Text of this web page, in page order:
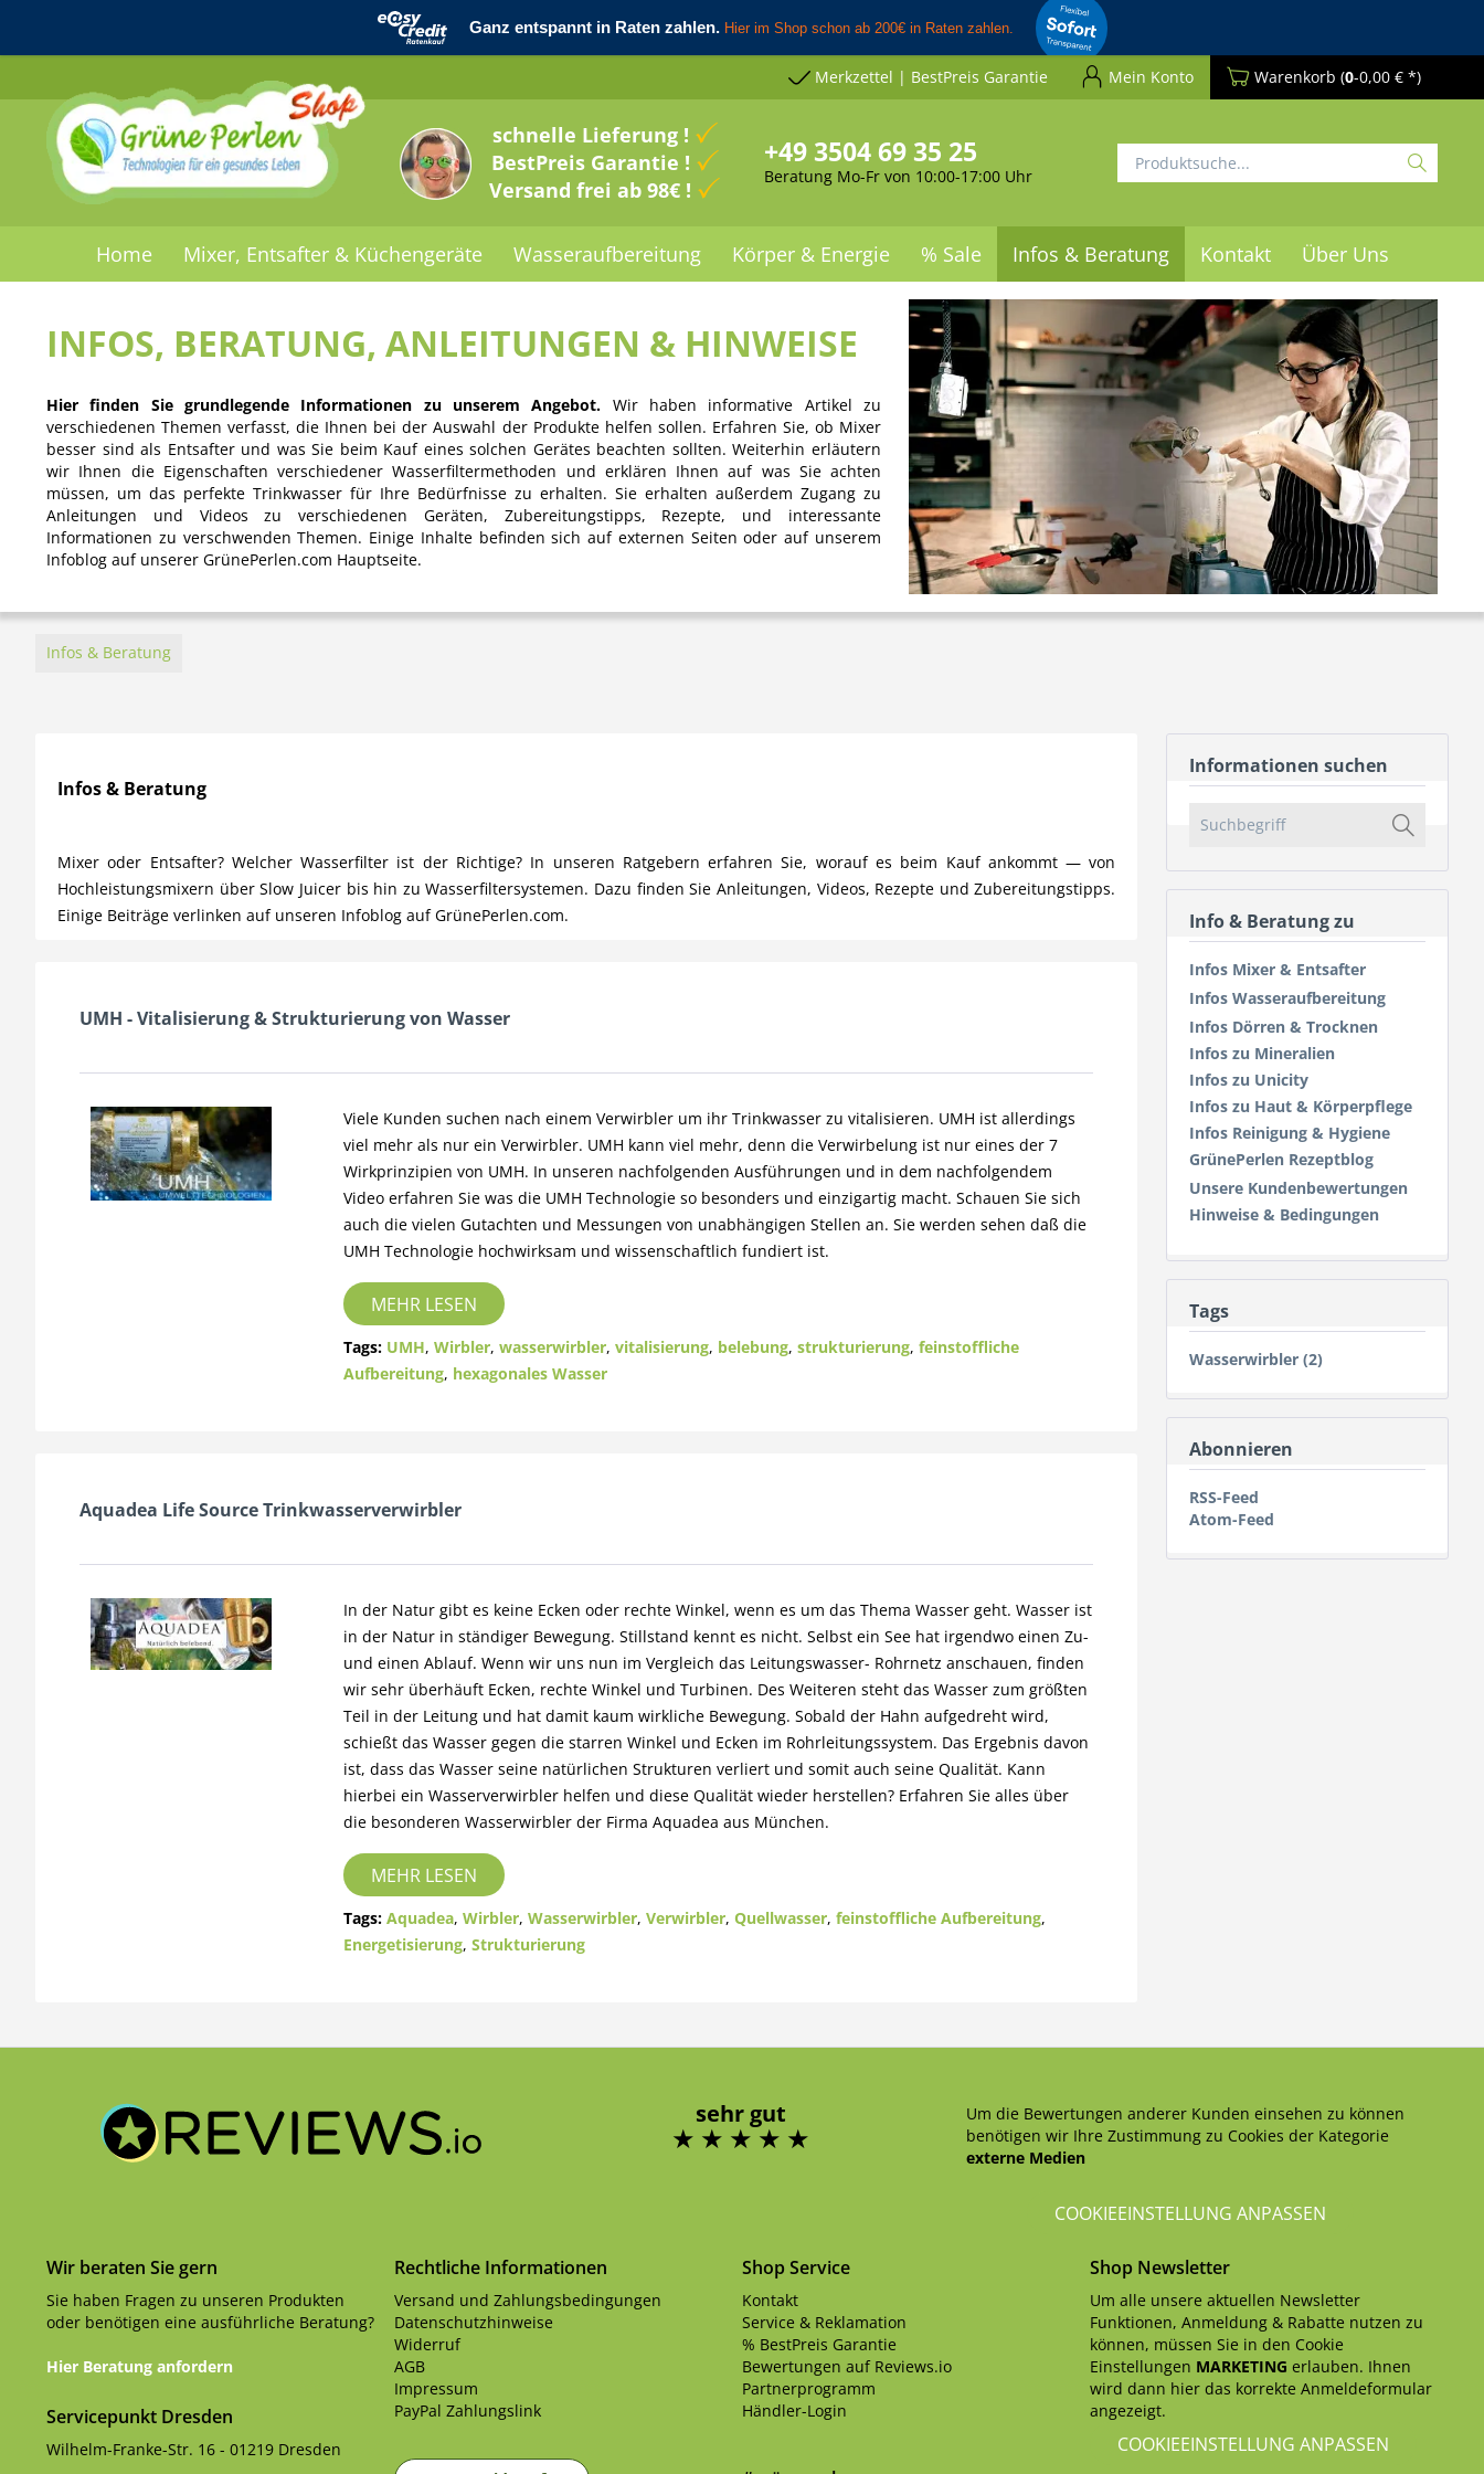
Merkzettel | BestPreis Garantie Mein Konto Warenkorb (0-0,00 € *)
schnelle Lieferung !
BestPreis Garantie !
Versand frei ab 98€ !
+49 3504 69 35 25
Beratung Mo-Fr von 10:00-17:00 Uhr
Home Mixer, Entsafter & Küchengeräte Wasseraufbereitung Körper & Energie % Sale Infos & Beratung Kontakt Über Uns
INFOS, BERATUNG, ANLEITUNGEN & HINWEISE
Hier finden Sie grundlegende Informationen zu unserem Angebot. Wir haben informative Artikel zu
verschiedenen Themen verfasst, die Ihnen bei der Auswahl der Produkte helfen sollen. Erfahren Sie, ob Mixer
besser sind als Entsafter und was Sie beim Kauf eines solchen Gerätes beachten sollten. Weiterhin erläutern
wir Ihnen die Eigenschaften verschiedener Wasserfiltermethoden und erklären Ihnen auf was Sie achten
müssen, um das perfekte Trinkwasser für Ihre Bedürfnisse zu erhalten. Sie erhalten außerdem Zugang zu
Anleitungen und Videos zu verschiedenen Geräten, Zubereitungstipps, Rezepte, und interessante
Informationen zu verschwenden Themen. Einige Inhalte befinden sich auf externen Seiten oder auf unserem
Infoblog auf unserer GrünePerlen.com Hauptseite.
Infos & Beratung
Informationen suchen
Info & Beratung zu
Infos Mixer & Entsafter
Infos Wasseraufbereitung
Infos Dörren & Trocknen
Infos zu Mineralien
Infos zu Unicity
Infos zu Haut & Körperpflege
Infos Reinigung & Hygiene
GrünePerlen Rezeptblog
Unsere Kundenbewertungen
Hinweise & Bedingungen
Tags
Wasserwirbler (2)
Abonnieren
RSS-Feed
Atom-Feed
Infos & Beratung
Mixer oder Entsafter? Welcher Wasserfilter ist der Richtige? In unseren Ratgebern erfahren Sie, worauf es beim Kauf ankommt — von
Hochleistungsmixern über Slow Juicer bis hin zu Wasserfiltersystemen. Dazu finden Sie Anleitungen, Videos, Rezepte und Zubereitungstipps.
Einige Beiträge verlinken auf unseren Infoblog auf GrünePerlen.com.
UMH - Vitalisierung & Strukturierung von Wasser
Viele Kunden suchen nach einem Verwirbler um ihr Trinkwasser zu vitalisieren. UMH ist allerdings
viel mehr als nur ein Verwirbler. UMH kann viel mehr, denn die Verwirbelung ist nur eines der 7
Wirkprinzipien von UMH. In unseren nachfolgenden Ausführungen und in dem nachfolgendem
Video erfahren Sie was die UMH Technologie so besonders und einzigartig macht. Schauen Sie sich
auch die vielen Gutachten und Messungen von unabhängigen Stellen an. Sie werden sehen daß die
UMH Technologie hochwirksam und wissenschaftlich fundiert ist.
MEHR LESEN
Tags: UMH, Wirbler, wasserwirbler, vitalisierung, belebung, strukturierung, feinstoffliche
Aufbereitung, hexagonales Wasser
Aquadea Life Source Trinkwasserverwirbler
In der Natur gibt es keine Ecken oder rechte Winkel, wenn es um das Thema Wasser geht. Wasser ist
in der Natur in ständiger Bewegung. Stillstand kennt es nicht. Selbst ein See hat irgendwo einen Zu-
und einen Ablauf. Wenn wir uns nun im Vergleich das Leitungswasser- Rohrnetz anschauen, finden
wir sehr überhäuft Ecken, rechte Winkel und Turbinen. Des Weiteren steht das Wasser zum größten
Teil in der Leitung und hat damit kaum wirkliche Bewegung. Sobald der Hahn aufgedreht wird,
schießt das Wasser gegen die starren Winkel und Ecken im Rohrleitungssystem. Das Ergebnis davon
ist, dass das Wasser seine natürlichen Strukturen verliert und somit auch seine Qualität. Kann
hierbei ein Wasserverwirbler helfen und diese Qualität wieder herstellen? Erfahren Sie alles über
die besonderen Wasserwirbler der Firma Aquadea aus München.
MEHR LESEN
Tags: Aquadea, Wirbler, Wasserwirbler, Verwirbler, Quellwasser, feinstoffliche Aufbereitung,
Energetisierung, Strukturierung
sehr gut
Um die Bewertungen anderer Kunden einsehen zu können
benötigen wir Ihre Zustimmung zu Cookies der Kategorie
externe Medien
COOKIEEINSTELLUNG ANPASSEN
Wir beraten Sie gern
Sie haben Fragen zu unseren Produkten
oder benötigen eine ausführliche Beratung?
Hier Beratung anfordern
Servicepunkt Dresden
Wilhelm-Franke-Str. 16 - 01219 Dresden
Rechtliche Informationen
Versand und Zahlungsbedingungen
Datenschutzhinweise
Widerruf
AGB
Impressum
PayPal Zahlungslink
Shop Service
Kontakt
Service & Reklamation
% BestPreis Garantie
Bewertungen auf Reviews.io
Partnerprogramm
Händler-Login
Shop Newsletter
Um alle unsere aktuellen Newsletter
Funktionen, Anmeldung & Rabatte nutzen zu
können, müssen Sie in den Cookie
Einstellungen MARKETING erlauben. Ihnen
wird dann hier das korrekte Anmeldeformular
angezeigt.
COOKIEEINSTELLUNG ANPASSEN